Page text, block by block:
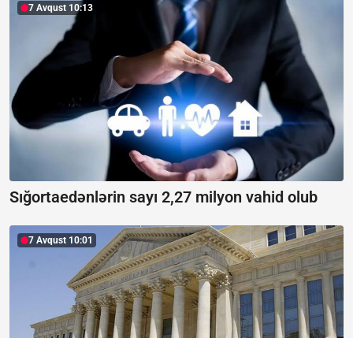
7 Avqust 10:13
Sığortaedənlərin sayı 2,27 milyon vahid olub
7 Avqust 10:01